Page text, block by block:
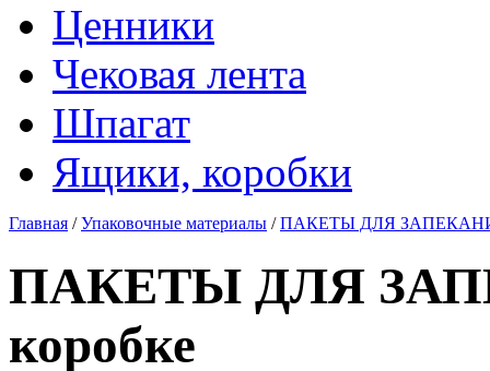
Ценники
Чековая лента
Шпагат
Ящики, коробки
Главная /Упаковочные материалы /ПАКЕТЫ ДЛЯ ЗАПЕКАНИЯ
ПАКЕТЫ ДЛЯ
коробке